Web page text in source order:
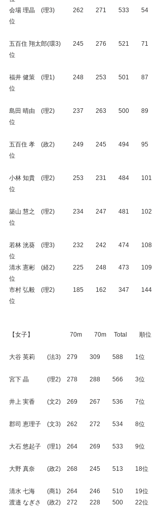
会場 理晶　(理3)　　　262　　271　　533　　54
位
五百住 翔太郎(環3)　　245　　276　　521　　71
位
福井 健策　(理1)　　　248　　253　　501　　87
位
島田 晴由　(理2)　　　237　　263　　500　　89
位
五百住 孝　(政2)　　　249　　245　　494　　95
位
小林 知貴　(理2)　　　253　　231　　484　　101
位
築山 慧之　(理2)　　　234　　247　　481　　102
位
若林 洸葵　(理3)　　　232　　242　　474　　108
位
清水 憲彬　(経2)　　　225　　248　　473　　109
位
市村 弘毅　(理2)　　　185　　162　　347　　144
位
【女子】　　　　　　70m　　70m　 Total　　順位
大谷 英莉　　(法3)　279　　309　　588　　1位
宮下 晶　　　(理2)　278　　288　　566　　3位
井上 実香　　(文2)　269　　267　　536　　7位
郡司 恵理子　(文3)　262　　272　　534　　8位
大石 悠起子　(理1)　264　　269　　533　　9位
大野 真奈　　(政2)　268　　245　　513　　18位
清水 七海　　(商1)　264　　246　　510　　19位
渡邉 なぎさ　(政2)　272　　228　　500　　22位